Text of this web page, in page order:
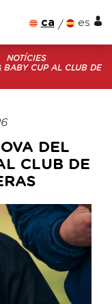
ca es
NOTÍCIES
BABY CUP AL CLUB DE
DEL
CLUB DE